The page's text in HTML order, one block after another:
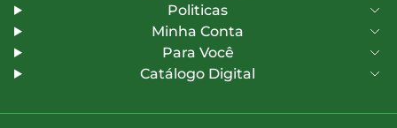
Politicas
Minha Conta
Para Você
Catálogo Digital